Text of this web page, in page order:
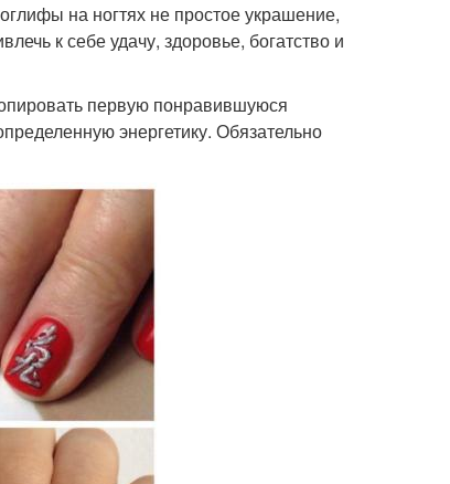
на ногтях не простое украшение,
к себе удачу, здоровье, богатство и
первую понравившуюся
энергетику. Обязательно